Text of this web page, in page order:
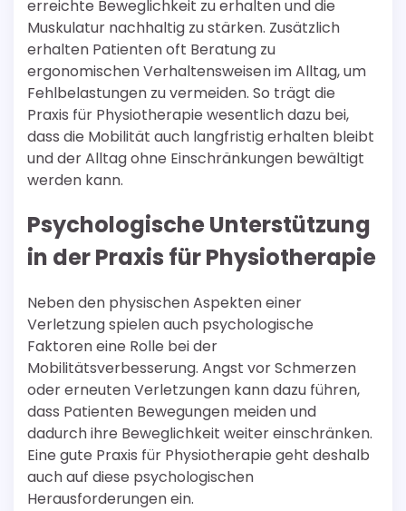
erreichte Beweglichkeit zu erhalten und die
Muskulatur nachhaltig zu stärken. Zusätzlich
erhalten Patienten oft Beratung zu
ergonomischen Verhaltensweisen im Alltag, um
Fehlbelastungen zu vermeiden. So trägt die
Praxis für Physiotherapie wesentlich dazu bei,
dass die Mobilität auch langfristig erhalten bleibt
und der Alltag ohne Einschränkungen bewältigt
werden kann.
Psychologische Unterstützung
in der Praxis für Physiotherapie
Neben den physischen Aspekten einer
Verletzung spielen auch psychologische
Faktoren eine Rolle bei der
Mobilitätsverbesserung. Angst vor Schmerzen
oder erneuten Verletzungen kann dazu führen,
dass Patienten Bewegungen meiden und
dadurch ihre Beweglichkeit weiter einschränken.
Eine gute Praxis für Physiotherapie geht deshalb
auch auf diese psychologischen
Herausforderungen ein.